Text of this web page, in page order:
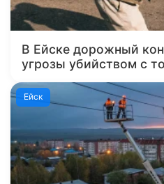
В Ейске дорожный
угрозы убийством с
Ейск